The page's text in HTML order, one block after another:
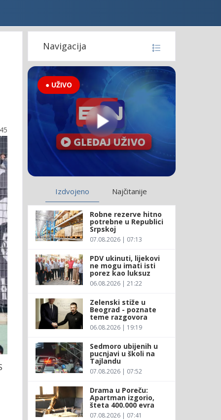
Navigacija
● UŽIVO
Izdvojeno Najčitanije
Robne rezerve hitno
potrebne u Republici
Srpskoj
07.08.2026 | 07:13
PDV ukinuti, lijekovi
ne mogu imati isti
porez kao luksuz
06.08.2026 | 21:22
Zelenski stiže u
Beograd - poznate
teme razgovora
06.08.2026 | 19:19
Sedmoro ubijenih u
pucnjavi u školi na
Tajlandu
07.08.2026 | 07:52
Drama u Poreču:
Apartman izgorio,
šteta 400.000 evra
07.08.2026 | 07:41